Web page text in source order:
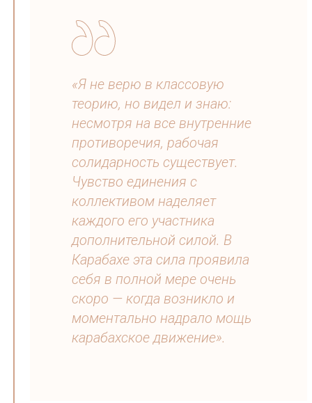
«Я не верю в классовую
теорию, но видел и знаю:
несмотря на все внутренние
противоречия, рабочая
солидарность существует.
Чувство единения с
коллективом наделяет
каждого его участника
дополнительной силой. В
Карабахе эта сила проявила
себя в полной мере очень
скоро — когда возникло и
моментально надрало мощь
карабахское движение».